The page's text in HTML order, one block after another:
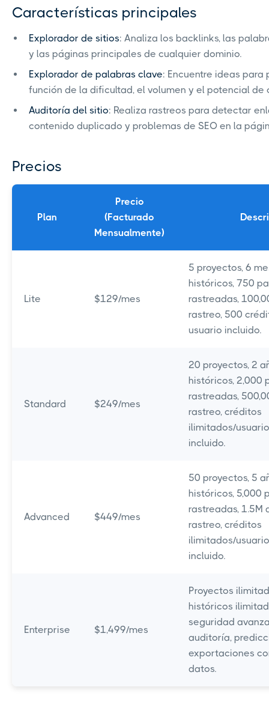
Características principales
Explorador de sitios: Analiza los backlinks, las
y las páginas principales de cualquier dominio.
Explorador de palabras clave: Encuentre ideas para
función de la dificultad, el volumen y el potencial de
Auditoría del sitio: Realiza rastreos para detectar
contenido duplicado y problemas de SEO en la
Precios
Plan
Precio
(Facturado
Mensualmente)
Lite $129/mes
5 proyectos, 6
históricos, 750
rastreadas,
rastreo, 500
usuario incluido.
Standard $249/mes
20 proyectos, 2
históricos, 2,000
rastreadas,
rastreo, créditos
ilimitados/
incluido.
Advanced $449/mes
50 proyectos, 5
históricos, 5,000
rastreadas, 1.5M
rastreo, créditos
ilimitados/
incluido.
Enterprise $1,499/mes
Proyectos
históricos
seguridad
auditoría,
exportaciones
datos.